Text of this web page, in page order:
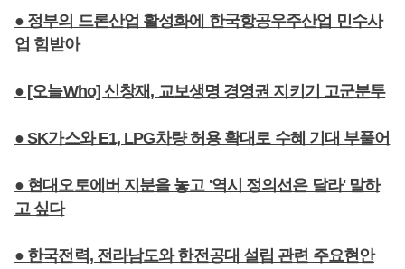
● 정부의 드론산업 활성화에 한국항공우주산업 민수사
업 힘받아
● [오늘Who] 신창재, 교보생명 경영권 지키기 고군분투
● SK가스와 E1, LPG차량 허용 확대로 수혜 기대 부풀어
● 현대오토에버 지분을 놓고 '역시 정의선은 달라' 말하
고 싶다
● 한국전력, 전라남도와 한전공대 설립 관련 주요현안